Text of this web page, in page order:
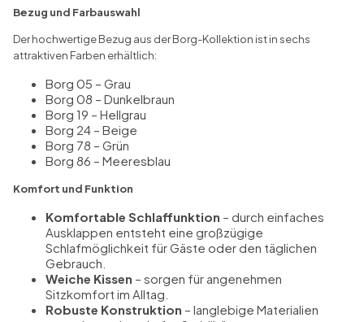
Bezug und Farbauswahl
Der hochwertige Bezug aus der Borg-Kollektion ist in sechs
attraktiven Farben erhältlich:
Borg 05 – Grau
Borg 08 – Dunkelbraun
Borg 19 – Hellgrau
Borg 24 – Beige
Borg 78 – Grün
Borg 86 – Meeresblau
Komfort und Funktion
Komfortable Schlaffunktion – durch einfaches
Ausklappen entsteht eine großzügige
Schlafmöglichkeit für Gäste oder den täglichen
Gebrauch.
Weiche Kissen – sorgen für angenehmen
Sitzkomfort im Alltag.
Robuste Konstruktion – langlebige Materialien